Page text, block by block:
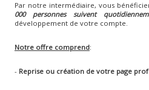
Par notre intermédiaire, vous
000 personnes suivent
développement de votre compte.
Notre offre comprend:
- Reprise ou création de votre page